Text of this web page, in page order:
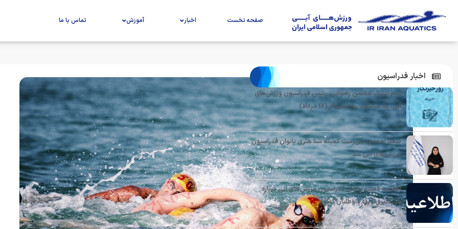
صفحه نخست اخبار آموزش تماس با ما
اخبار فدراسیون
پیام تبریک محسن رضوانی، رئیس فدراسیون ورزش‌های
آبی، به مناسبت روز خبرنگار (۱۷ مرداد)
کیمیا احمدی سرپرست کمیته شنا هنری بانوان فدراسیون
ورزش‌های آبی شد
اطلاعیه کمیته بانوان فدراسیون ورزش‌های آبی درباره
رکوردگیری ویژه داوطلبان کنکور